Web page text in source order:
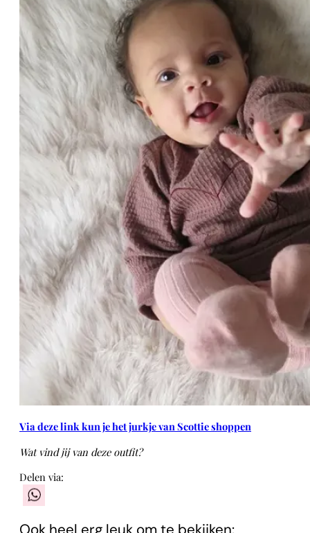
Via deze link kun je het jurkje van Scottie shoppen
Wat vind jij van deze outfit?
Delen via: